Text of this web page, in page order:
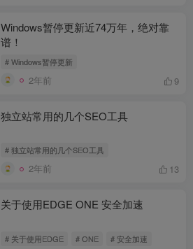
Windows暂停更新近74万年，绝对靠
谱！
# Windows暂停更新
2年前 9
独立站常用的几个SEO工具
# 独立站常用的几个SEO工具
2年前 13
关于使用EDGE ONE 安全加速
# 关于使用EDGE # ONE # 安全加速